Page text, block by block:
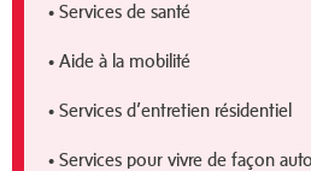
• Services de santé
• Aide à la mobilité
• Services d’entretien résidentiel
• Services pour vivre de façon